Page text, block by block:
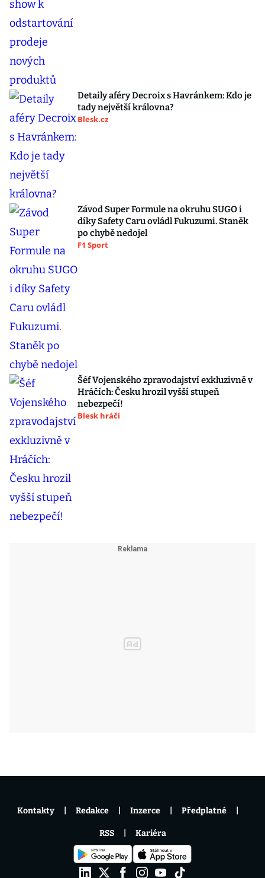
Detaily aféry Decroix s Havránkem: Kdo je
tady největší královna?
Blesk.cz
Závod Super Formule na okruhu SUGO i
díky Safety Caru ovládl Fukuzumi. Staněk
po chybě nedojel
F1 Sport
Šéf Vojenského zpravodajství exkluzivně v
Hráčích: Česku hrozil vyšší stupeň
nebezpečí!
Blesk hráči
Kontakty Redakce Inzerce Předplatné
RSS Kariéra